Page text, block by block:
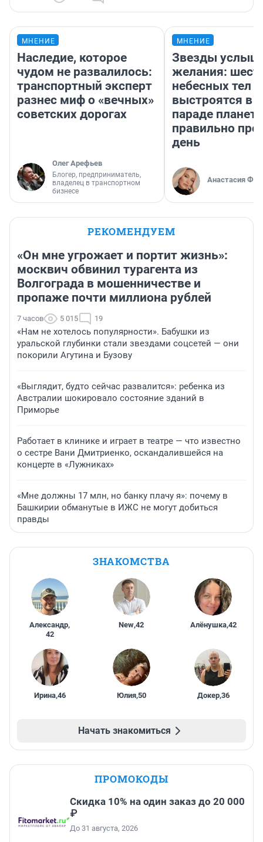
МНЕНИЕ
Наследие, которое
чудом не развалилось:
транспортный эксперт
разнес миф о «вечных»
советских дорогах
Олег Арефьев
Блогер, предприниматель,
владелец в транспортном
бизнесе
МНЕНИЕ
Звезды
желания:
небесных тел
выстроятся в
параде планет
правильно
день
Анастасия
РЕКОМЕНДУЕМ
«Он мне угрожает и портит жизнь»:
москвич обвинил турагента из
Волгограда в мошенничестве и
пропаже почти миллиона рублей
7 часов 5 015 19
«Нам не хотелось популярности». Бабушки из
уральской глубинки стали звездами соцсетей — они
покорили Агутина и Бузову
«Выглядит, будто сейчас развалится»: ребенка из
Австралии шокировало состояние зданий в
Приморье
Работает в клинике и играет в театре — что известно
о сестре Вани Дмитриенко, оскандалившейся на
концерте в «Лужниках»
«Мне должны 17 млн, но банку плачу я»: почему в
Башкирии обманутые в ИЖС не могут добиться
правды
ЗНАКОМСТВА
Александр,
42
New,42 Алёнушка,42
Ирина,46 Юлия,50 Докер,36
Начать знакомиться
ПРОМОКОДЫ
Скидка 10% на один заказ до 20 000
₽
До 31 августа, 2026